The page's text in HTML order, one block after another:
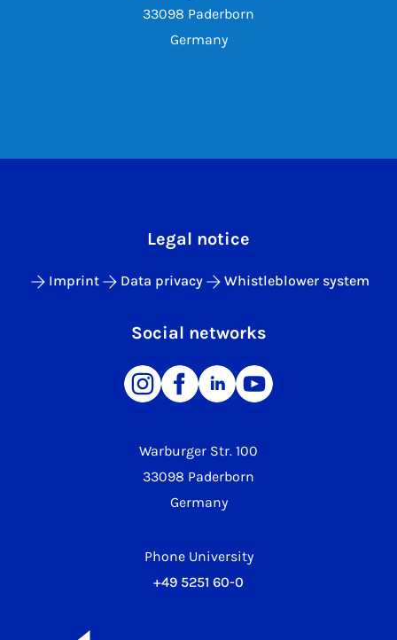
33098 Paderborn
Germany
Warburger Str. 100
33098 Paderborn
Germany
Phone University
+49 5251 60-0
Legal notice
Imprint Data privacy Whistleblower system
Social networks